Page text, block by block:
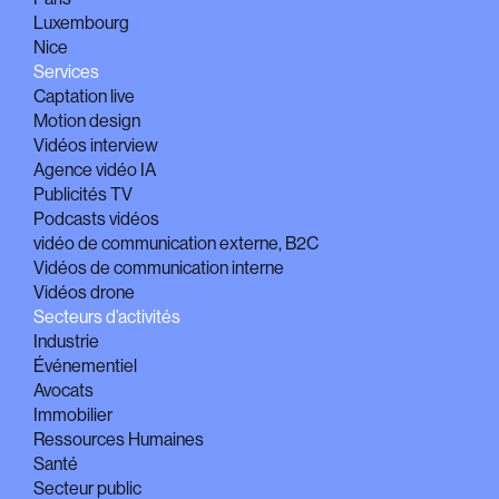
Luxembourg
Nice
Services
Captation live
Motion design
Vidéos interview
Agence vidéo IA
Publicités TV
Podcasts vidéos
vidéo de communication externe, B2C
Vidéos de communication interne
Vidéos drone
Secteurs d’activités
Industrie
Événementiel
Avocats
Immobilier
Ressources Humaines
Santé
Secteur public